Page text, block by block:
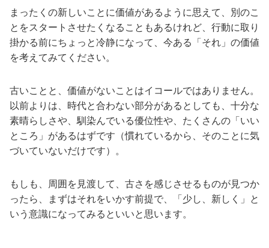
まったくの新しいことに価値があるように思えて、別のこ
とをスタートさせたくなることもあるけれど、行動に取り
掛かる前にちょっと冷静になって、今ある「それ」の価値
を考えてみてください。
古いことと、価値がないことはイコールではありません。
以前よりは、時代と合わない部分があるとしても、十分な
素晴らしさや、馴染んでいる優位性や、たくさんの「いい
ところ」があるはずです（慣れているから、そのことに気
づいていないだけです）。
もしも、周囲を見渡して、古さを感じさせるものが見つか
ったら、まずはそれをいかす前提で、「少し、新しく」と
いう意識になってみるといいと思います。